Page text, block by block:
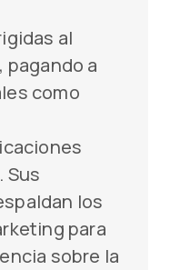
al
a
como
Sus
los
para
sobre la